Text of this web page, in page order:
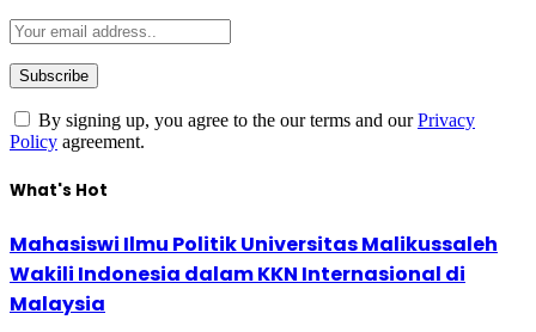
By signing up, you agree to the our terms and ourPrivacy
Policy agreement.
What's Hot
Mahasiswi Ilmu Politik Universitas Malikussaleh
Wakili Indonesia dalam KKN Internasional di
Malaysia